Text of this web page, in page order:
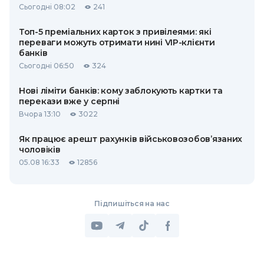
Сьогодні 08:02 241
Топ-5 преміальних карток з привілеями: які
переваги можуть отримати нині VIP-клієнти
банків
Сьогодні 06:50 324
Нові ліміти банків: кому заблокують картки та
перекази вже у серпні
Вчора 13:10 3022
Як працює арешт рахунків військовозобов’язаних
чоловіків
05.08 16:33 12856
Підпишіться на нас